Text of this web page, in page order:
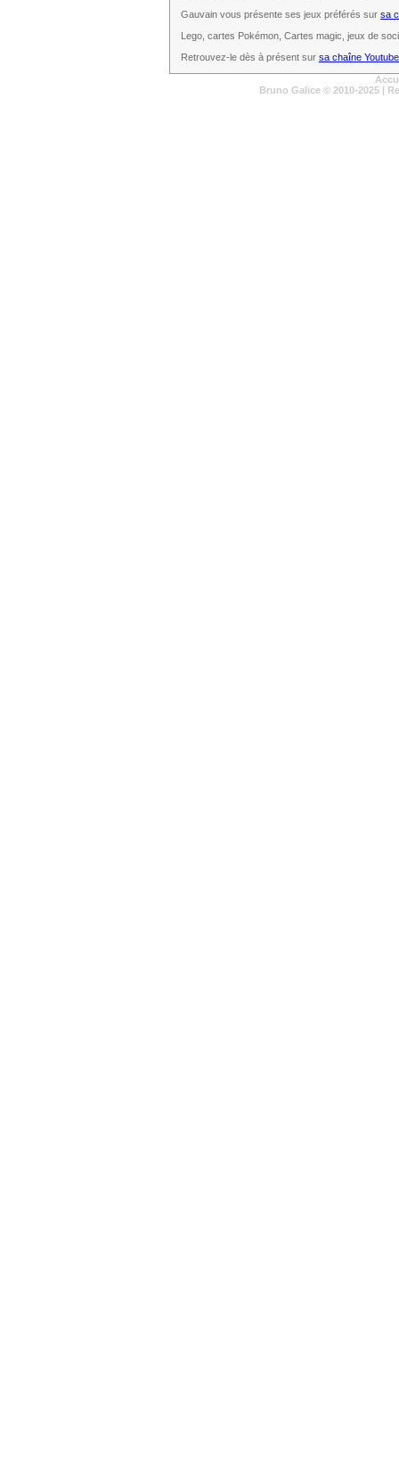
Gauvain vous présente ses jeux préférés sur sa
Lego, cartes Pokémon, Cartes magic, jeux de
Retrouvez-le dès à présent sur sa chaîne Youtube
Bruno Galice © 2010-2025 |